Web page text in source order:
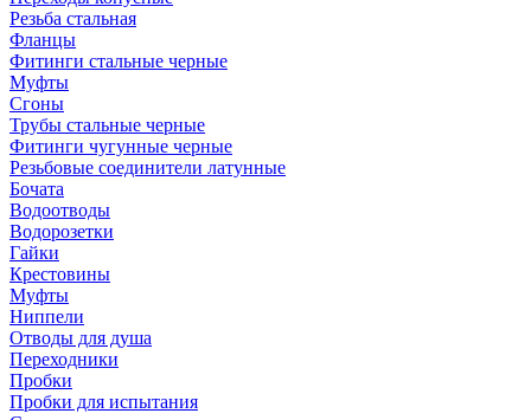
Резьба стальная
Фланцы
Фитинги стальные черные
Муфты
Сгоны
Трубы стальные черные
Фитинги чугунные черные
Резьбовые соединители латунные
Бочата
Водоотводы
Водорозетки
Гайки
Крестовины
Муфты
Ниппели
Отводы для душа
Переходники
Пробки
Пробки для испытания